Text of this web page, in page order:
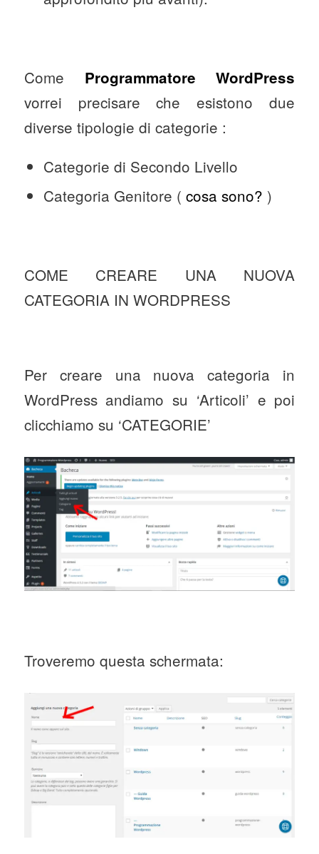
Come Programmatore WordPress
vorrei precisare che esistono due
diverse tipologie di categorie :
Categorie di Secondo Livello
Categoria Genitore (cosa sono? )
COME CREARE UNA NUOVA
CATEGORIA IN WORDPRESS
Per creare una nuova categoria in
WordPress andiamo su ‘Articoli’ e poi
clicchiamo su ‘CATEGORIE’
Troveremo questa schermata: